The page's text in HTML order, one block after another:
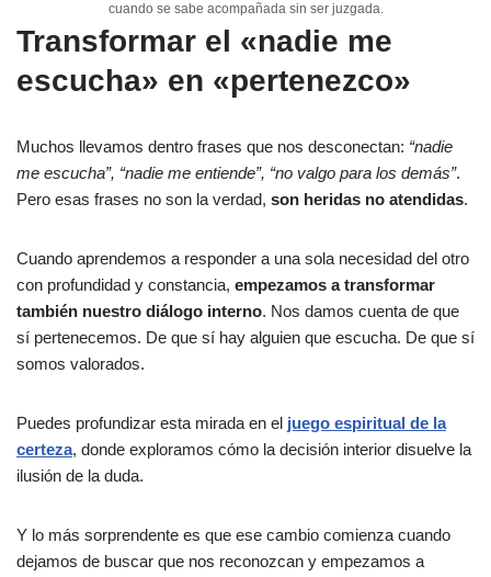
cuando se sabe acompañada sin ser juzgada.
Transformar el «nadie me
escucha» en «pertenezco»
Muchos llevamos dentro frases que nos desconectan: “nadie
me escucha”, “nadie me entiende”, “no valgo para los demás”.
Pero esas frases no son la verdad, son heridas no atendidas.
Cuando aprendemos a responder a una sola necesidad del otro
con profundidad y constancia, empezamos a transformar
también nuestro diálogo interno. Nos damos cuenta de que
sí pertenecemos. De que sí hay alguien que escucha. De que sí
somos valorados.
Puedes profundizar esta mirada en el juego espiritual de la
certeza, donde exploramos cómo la decisión interior disuelve la
ilusión de la duda.
Y lo más sorprendente es que ese cambio comienza cuando
dejamos de buscar que nos reconozcan y empezamos a